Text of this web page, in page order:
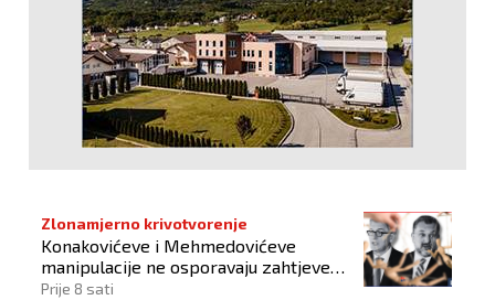
Zlonamjerno krivotvorenje
Konakovićeve i Mehmedovićeve
manipulacije ne osporavaju zahtjeve
Hrvata
Prije 8 sati